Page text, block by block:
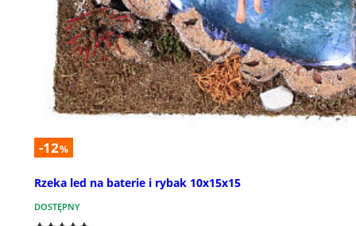
-12%
Rzeka led na baterie i rybak 10x15x15
DOSTĘPNY